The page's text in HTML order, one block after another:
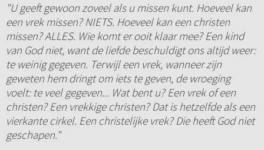
"U geeft gewoon zoveel als u missen kunt. Hoeveel kan
een vrek missen? NIETS. Hoeveel kan een christen
missen? ALLES. Wie komt er ooit klaar mee? Een kind
van God niet, want de liefde beschuldigt ons altijd weer:
te weinig gegeven. Terwijl een vrek, wanneer zijn
geweten hem dringt om iets te geven, de wroeging
voelt: te veel gegeven... Wat bent u? Een vrek of een
christen? Een vrekkige christen? Dat is hetzelfde als een
vierkante cirkel. Een christelijke vrek? Die heeft God niet
geschapen."